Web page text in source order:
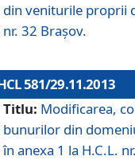
din veniturile proprii
nr. 32 Braşov.
581/29.11.2013
Titlu: Modificarea,
bunurilor din
în anexa 1 la H.C.L.